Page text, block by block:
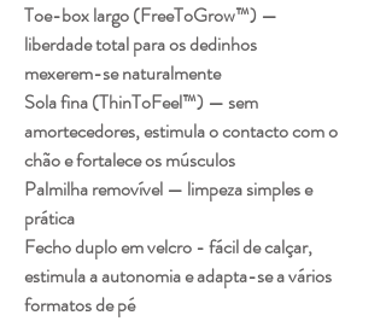
Toe-box largo (FreeToGrow™) —
liberdade total para os dedinhos
mexerem-se naturalmente
Sola fina (ThinToFeel™) — sem
amortecedores, estimula o contacto com o
chão e fortalece os músculos
Palmilha removível — limpeza simples e
prática
Fecho duplo em velcro - fácil de calçar,
estimula a autonomia e adapta-se a vários
formatos de pé